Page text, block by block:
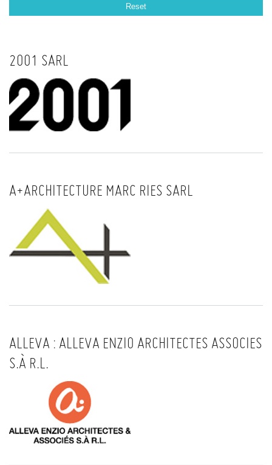
2001 SARL
A+ARCHITECTURE MARC RIES SARL
ALLEVA : ALLEVA ENZIO ARCHITECTES ASSOCIES
S.À R.L.